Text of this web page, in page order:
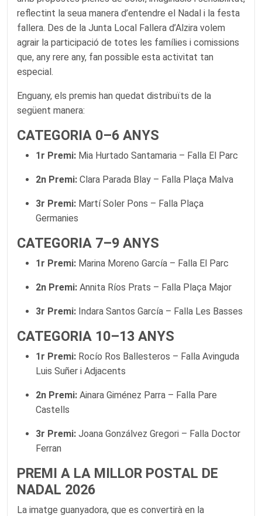
reflectint la seua manera d’entendre el Nadal i la festa
fallera. Des de la Junta Local Fallera d’Alzira volem
agrair la participació de totes les famílies i comissions
que, any rere any, fan possible esta activitat tan
especial.
Enguany, els premis han quedat distribuïts de la
següent manera:
CATEGORIA 0–6 ANYS
1r Premi: Mia Hurtado Santamaria – Falla El Parc
2n Premi: Clara Parada Blay – Falla Plaça Malva
3r Premi: Martí Soler Pons – Falla Plaça
Germanies
CATEGORIA 7–9 ANYS
1r Premi: Marina Moreno García – Falla El Parc
2n Premi: Annita Ríos Prats – Falla Plaça Major
3r Premi: Indara Santos García – Falla Les Basses
CATEGORIA 10–13 ANYS
1r Premi: Rocío Ros Ballesteros – Falla Avinguda
Luis Suñer i Adjacents
2n Premi: Ainara Giménez Parra – Falla Pare
Castells
3r Premi: Joana Gonzálvez Gregori – Falla Doctor
Ferran
PREMI A LA MILLOR POSTAL DE
NADAL 2026
La imatge guanyadora, que es convertirà en la